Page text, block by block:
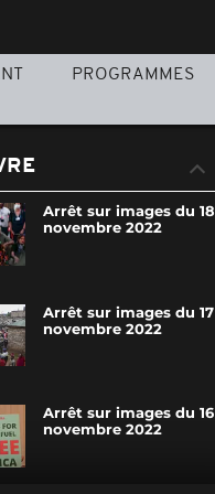
PROGRAMMES
Arrêt sur images du 18
novembre 2022
Arrêt sur images du 17
novembre 2022
Arrêt sur images du 16
novembre 2022